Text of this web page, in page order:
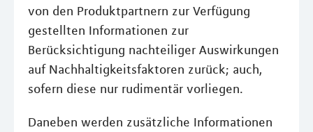
von den Produktpartnern zur Verfügung
gestellten Informationen zur
Berücksichtigung nachteiliger Auswirkungen
auf Nachhaltigkeitsfaktoren zurück; auch,
sofern diese nur rudimentär vorliegen.
Daneben werden zusätzliche Informationen